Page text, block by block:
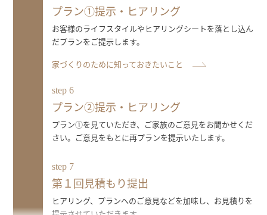
プラン①提示・ヒアリング
お客様のライフスタイルやヒアリングシートを落とし込ん
だプランをご提示します。
家づくりのために知っておきたいこと
step 6
プラン②提示・ヒアリング
プラン①を見ていただき、ご家族のご意見をお聞かせくだ
さい。ご意見をもとに再プランを提示いたします。
step 7
第１回見積もり提出
ヒアリング、プランへのご意見などを加味し、お見積りを